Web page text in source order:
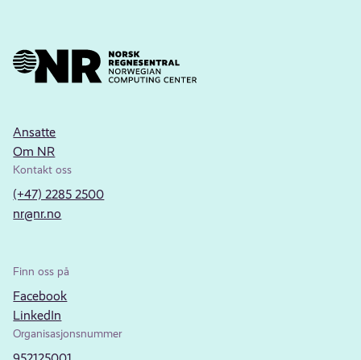
Ansatte
Om NR
Kontakt oss
(+47) 2285 2500
nr@nr.no
Finn oss på
Facebook
LinkedIn
Organisasjonsnummer